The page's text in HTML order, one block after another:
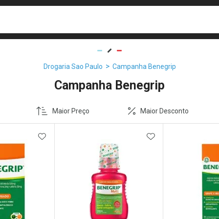
Drogaria Sao Paulo Campanha Benegrip
Campanha Benegrip
Maior Preço Maior Desconto
ADICIONAR AOS FAVORITOSADICIONAR AOS